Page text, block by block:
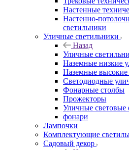
Настенные
Настенно-
светильники
Уличные светильники
Назад
Уличные
Наземные низкие
Наземные высокие
Светодиодные
Фонарные столбы
Прожекторы
Уличные
фонари
Лампочки
Комплектующие
Садовый декор